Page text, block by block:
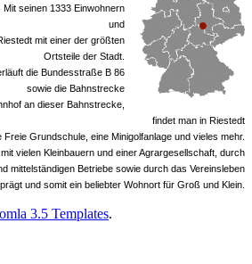
seinen 1333 Einwohnern
und
mit einer der größten
Ortsteile der Stadt.
die Bundesstraße B 86
sowie die Bahnstrecke
an dieser Bahnstrecke,
findet man in Riestedt
Freie Grundschule, eine Minigolfanlage und vieles mehr.
vielen Kleinbauern und einer Agrargesellschaft, durch
mittelständigen Betriebe sowie durch das Vereinsleben
und somit ein beliebter Wohnort für Groß und Klein.
3.5 Templates.